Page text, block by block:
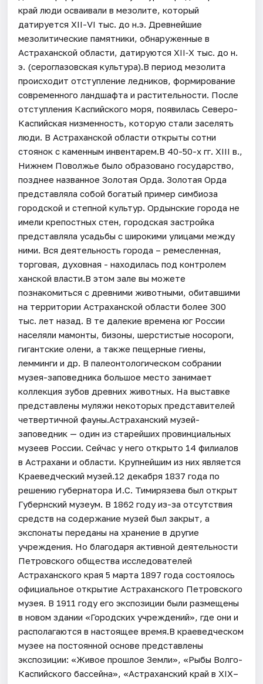
край люди осваивали в мезолите, который
датируется XII-VI тыс. до н.э. Древнейшие
мезолитические памятники, обнаруженные в
Астраханской области, датируются XII‐X тыс. до н.
э. (сероглазовская культура).В период мезолита
происходит отступление ледников, формирование
современного ландшафта и растительности. После
отступления Каспийского моря, появилась Северо-
Каспийская низменность, которую стали заселять
люди. В Астраханской области открыты сотни
стоянок с каменным инвентарем.В 40-50-х гг. XIII в.,
Нижнем Поволжье было образовано государство,
позднее названное Золотая Орда. Золотая Орда
представляла собой богатый пример симбиоза
городской и степной культур. Ордынские города не
имели крепостных стен, городская застройка
представляла усадьбы с широкими улицами между
ними. Вся деятельность города – ремесленная,
торговая, духовная - находилась под контролем
ханской власти.В этом зале вы можете
познакомиться с древними животными, обитавшими
на территории Астраханской области более 300
тыс. лет назад. В те далекие времена юг России
населяли мамонты, бизоны, шерстистые носороги,
гигантские олени, а также пещерные гиены,
лемминги и др. В палеонтологическом собрании
музея-заповедника большое место занимает
коллекция зубов древних животных. На выставке
представлены муляжи некоторых представителей
четвертичной фауны.Астраханский музей-
заповедник — один из старейших провинциальных
музеев России. Сейчас у него открыто 14 филиалов
в Астрахани и области. Крупнейшим из них является
Краеведческий музей.12 декабря 1837 года по
решению губернатора И.С. Тимирязева был открыт
Губернский музеум. В 1862 году из-за отсутствия
средств на содержание музей был закрыт, а
экспонаты переданы на хранение в другие
учреждения. Но благодаря активной деятельности
Петровского общества исследователей
Астраханского края 5 марта 1897 года состоялось
официальное открытие Астраханского Петровского
музея. В 1911 году его экспозиции были размещены
в новом здании «Городских учреждений», где они и
располагаются в настоящее время.В краеведческом
музее на постоянной основе представлены
экспозиции: «Живое прошлое Земли», «Рыбы Волго-
Каспийского бассейна», «Астраханский край в XIX–